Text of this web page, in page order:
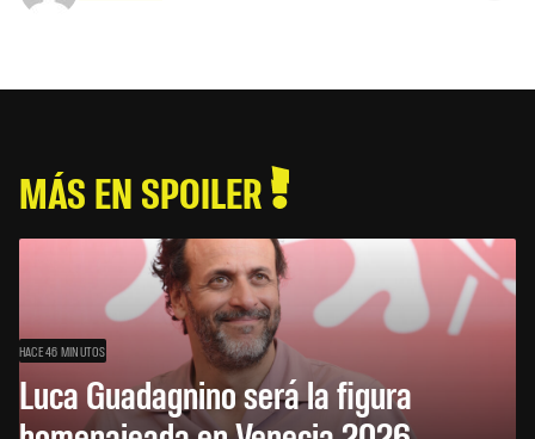
MÁS EN SPOILER
HACE 46 MINUTOS
Luca Guadagnino será la figura